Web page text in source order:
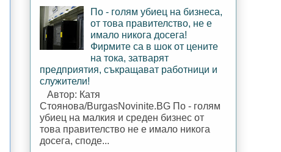
По - голям убиец на бизнеса,
от това правителство, не е
имало никога досега!
Фирмите са в шок от цените
на тока, затварят
предприятия, съкращават работници и
служители!
Автор: Катя
Стоянова/BurgasNovinite.BG По - голям
убиец на малкия и среден бизнес от
това правителство не е имало никога
досега, споде...